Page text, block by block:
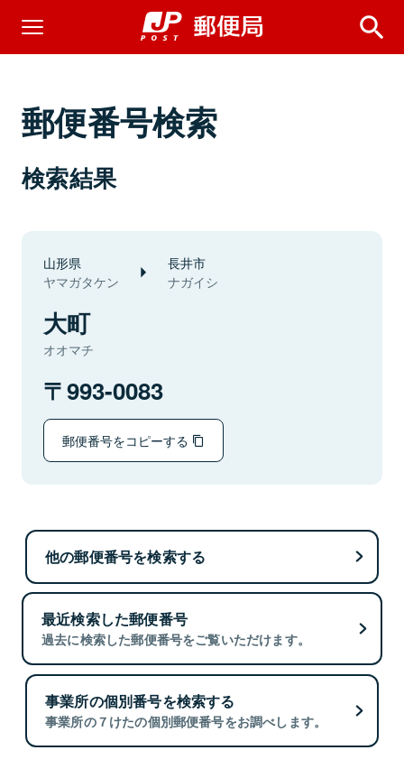
郵便番号検索
検索結果
山形県
ヤマガタケン
長井市
ナガイシ
大町
オオマチ
993-0083
郵便番号をコピーする
他の郵便番号を検索する
最近検索した郵便番号
過去に検索した郵便番号をご覧いただけます。
事業所の個別番号を検索する
事業所の７けたの個別郵便番号をお調べします。